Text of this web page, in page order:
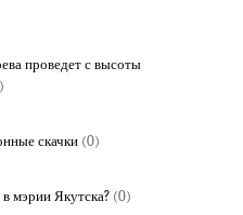
проведет с высоты
скачки (0)
мэрии Якутска? (0)